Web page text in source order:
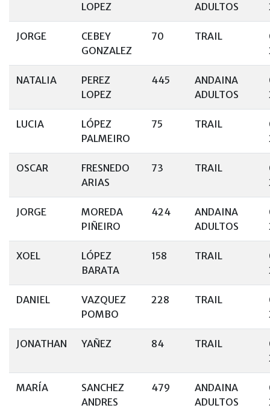
LOPEZ
ADULTOS
JORGE
CEBEY
GONZALEZ
70 TRAIL
NATALIA
PEREZ
LOPEZ
445
ANDAINA
ADULTOS
LUCIA
LÓPEZ
PALMEIRO
75 TRAIL
OSCAR
FRESNEDO
ARIAS
73 TRAIL
JORGE
MOREDA
PIÑEIRO
424
ANDAINA
ADULTOS
XOEL
LÓPEZ
BARATA
158 TRAIL
DANIEL
VAZQUEZ
POMBO
228 TRAIL
JONATHAN YAÑEZ 84 TRAIL
MARÍA
SANCHEZ
ANDRES
479
ANDAINA
ADULTOS